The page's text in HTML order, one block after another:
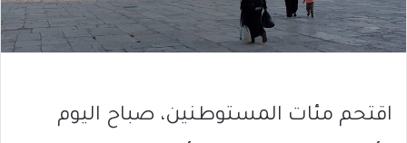
اقتحم مئات المستوطنين، صباح اليوم